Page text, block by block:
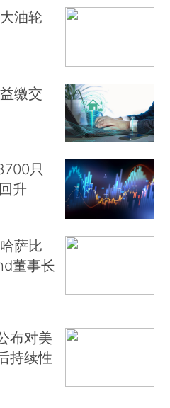
油轮
缴交
只
升
萨比
董事长
布对美
持续性